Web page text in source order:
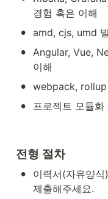
경험 혹은 이해
• amd, cjs, umd
• Angular, Vue,
이해
• webpack, rollup
• 프로젝트 모듈화
전형 절차
• 이력서(자유양
제출해주세요.